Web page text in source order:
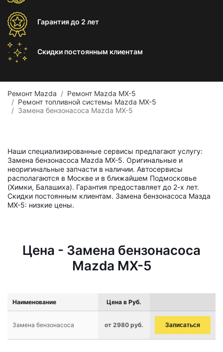
Гарантиядо 2 лет
Скидки постоянным клиентам
Ремонт Mazda
Ремонт Mazda MX-5
Ремонт топливной системы Mazda MX-5
Замена бензонасоса Mazda MX-5
Наши специализированные сервисы предлагают услугу:
Замена бензонасоса Mazda MX-5. Оригинальные и
неоригинальные запчасти в наличии. Автосервисы
располагаются в Москве и в ближайшем Подмосковье
(Химки, Балашиха). Гарантия предоставляет до 2-х лет.
Скидки постоянным клиентам. Замена бензонасоса Мазда
MX-5: низкие цены.
Цена - Замена бензонасоса
Mazda MX-5
Наименование Цена в Руб.
Замена бензонасоса от 2980 руб. Записаться